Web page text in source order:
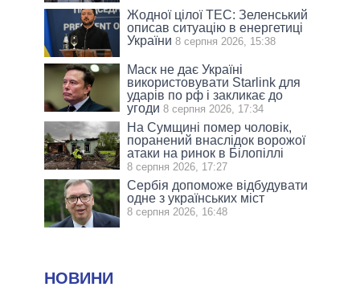
Жодної цілої ТЕС: Зеленський
описав ситуацію в енергетиці
України 8 серпня 2026, 15:38
Маск не дає Україні
використовувати Starlink для
ударів по рф і закликає до
угоди 8 серпня 2026, 17:34
На Сумщині помер чоловік,
поранений внаслідок ворожої
атаки на ринок в Білопіллі
8 серпня 2026, 17:27
Сербія допоможе відбудувати
одне з українських міст
8 серпня 2026, 16:48
НОВИНИ